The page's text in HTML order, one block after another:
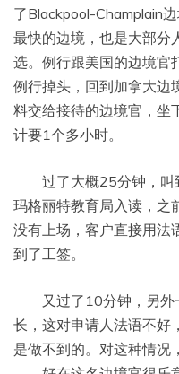
了Blackpool-Champlain
最快的边境，也是大部分
选。例行跟美国的边境官
例行掉头，回到加拿大边
料交给接待的边境官，坐
计要1个多小时。
过了大概25分钟，叫
玛格丽特教育局入读，之
没有上场，客户直接用法
到了工签。
又过了10分钟，另外
长，这对申请人法语不好
是做不到的。对这种情况